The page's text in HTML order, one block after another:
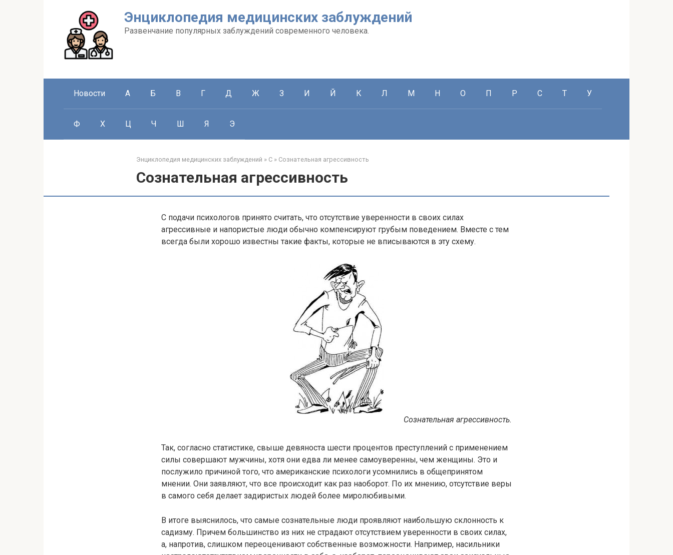
Энциклопедия медицинских заблуждений
Развенчание популярных заблуждений современного человека.
Новости А Б В Г Д Ж З И Й К Л М Н О П Р С Т У
Ф Х Ц Ч Ш Я Э
Энциклопедия медицинских заблуждений » С » Сознательная агрессивность
Сознательная агрессивность
С подачи психологов принято считать, что отсутствие уверенности в своих силах
агрессивные и напористые люди обычно компенсируют грубым поведением. Вместе с тем
всегда были хорошо известны такие факты, которые не вписываются в эту схему.
Сознательная агрессивность.
Так, согласно статистике, свыше девяноста шести процентов преступлений с применением
силы совершают мужчины, хотя они едва ли менее самоуверенны, чем женщины. Это и
послужило причиной того, что американские психологи усомнились в общепринятом
мнении. Они заявляют, что все происходит как раз наоборот. По их мнению, отсутствие веры
в самого себя делает задиристых людей более миролюбивыми.
В итоге выяснилось, что самые сознательные люди проявляют наибольшую склонность к
садизму. Причем большинство из них не страдают отсутствием уверенности в своих силах,
а, напротив, слишком переоценивают собственные возможности. Например, насильники